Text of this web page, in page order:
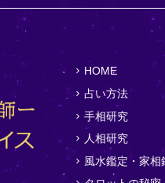
HOME
占い方法
手相研究
人相研究
風水鑑定・家相